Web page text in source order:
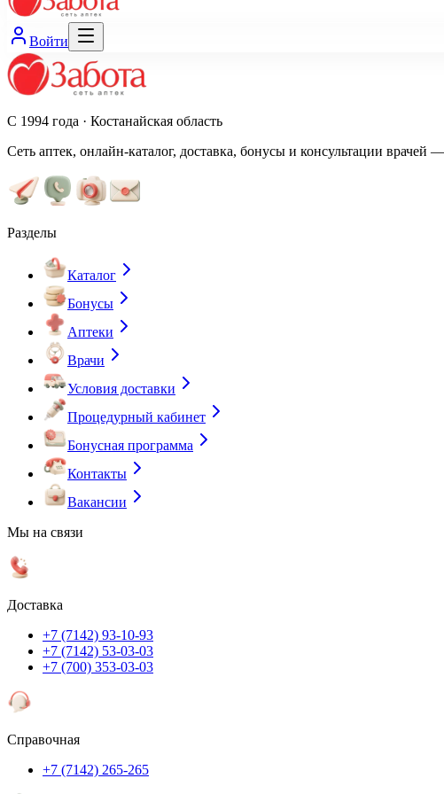
Войти
С 1994 года · Костанайская область
Сеть аптек, онлайн-каталог, доставка, бонусы и консультации врачей
Разделы
Каталог
Бонусы
Аптеки
Врачи
Условия доставки
Процедурный кабинет
Бонусная программа
Контакты
Вакансии
Мы на связи
Доставка
+7 (7142) 93-10-93
+7 (7142) 53-03-03
+7 (700) 353-03-03
Справочная
+7 (7142) 265-265